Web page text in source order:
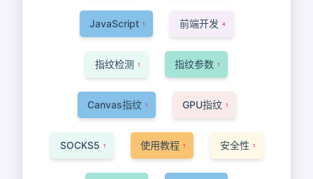
JavaScript 1 前端开发 4
指纹检测 1 指纹参数 1
Canvas指纹 1 GPU指纹 1
SOCKS5 1 使用教程 1 安全性 1